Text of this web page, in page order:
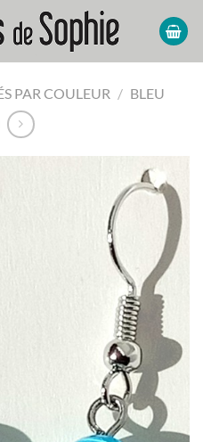
PAR COULEUR / BLEU